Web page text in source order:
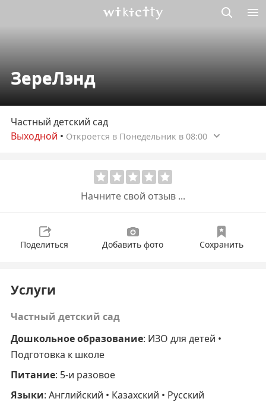
ЗереЛэнд
Частный детский сад
Выходной • Откроется в Понедельник в 08:00
Начните свой отзыв ...
Поделиться Добавить фото Сохранить
Услуги
Частный детский сад
Дошкольное образование: ИЗО для детей •
Подготовка к школе
Питание: 5-и разовое
Языки: Английский • Казахский • Русский